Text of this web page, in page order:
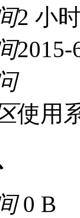
2 小时
2015-
使用
0 B